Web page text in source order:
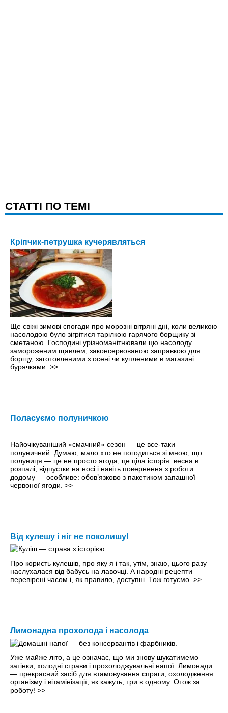
CТАТТІ ПО ТЕМІ
Кріпчик-петрушка кучерявляться
Ще свіжі зимові спогади про морозні вітряні дні, коли великою
насолодою було зігрітися тарілкою гарячого борщику зі
сметаною. Господині урізноманітнювали цю насолоду
замороженим щавлем, законсервованою заправкою для
борщу, заготовленими з осені чи купленими в магазині
бурячками. >>
Поласуємо полуничкою
Найочікуваніший «смачний» сезон — це все-таки
полуничний. Думаю, мало хто не погодиться зі мною, що
полуниця — це не просто ягода, це ціла історія: весна в
розпалі, відпустки на носі і навіть повернення з роботи
додому — особливе: обов’язково з пакетиком запашної
червоної ягоди. >>
Від кулешу і ніг не поколишу!
Про користь кулешів, про яку я і так, утім, знаю, цього разу
наслухалася від бабусь на лавочці. А народні рецепти —
перевірені часом і, як правило, доступні. Тож готуємо. >>
Лимонадна прохолода і насолода
Уже майже літо, а це означає, що ми знову шукатимемо
затінки, холоднi страви і прохолоджувальнi напої. Лимонади
— прекрасний засіб для втамовування спраги, охолодження
організму і вітамінізації, як кажуть, три в одному. Отож за
роботу! >>